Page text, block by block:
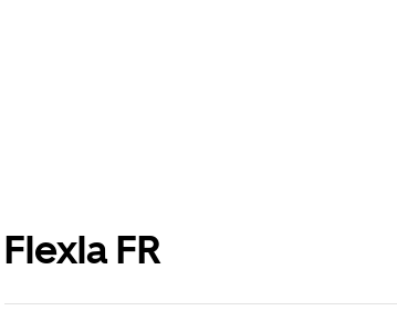
Flexla FR